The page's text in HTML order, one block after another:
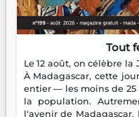
Tout
Le 12 août, on célèbre
À Madagascar, cette
entier — les moins de 25
la population.
l'avenir de